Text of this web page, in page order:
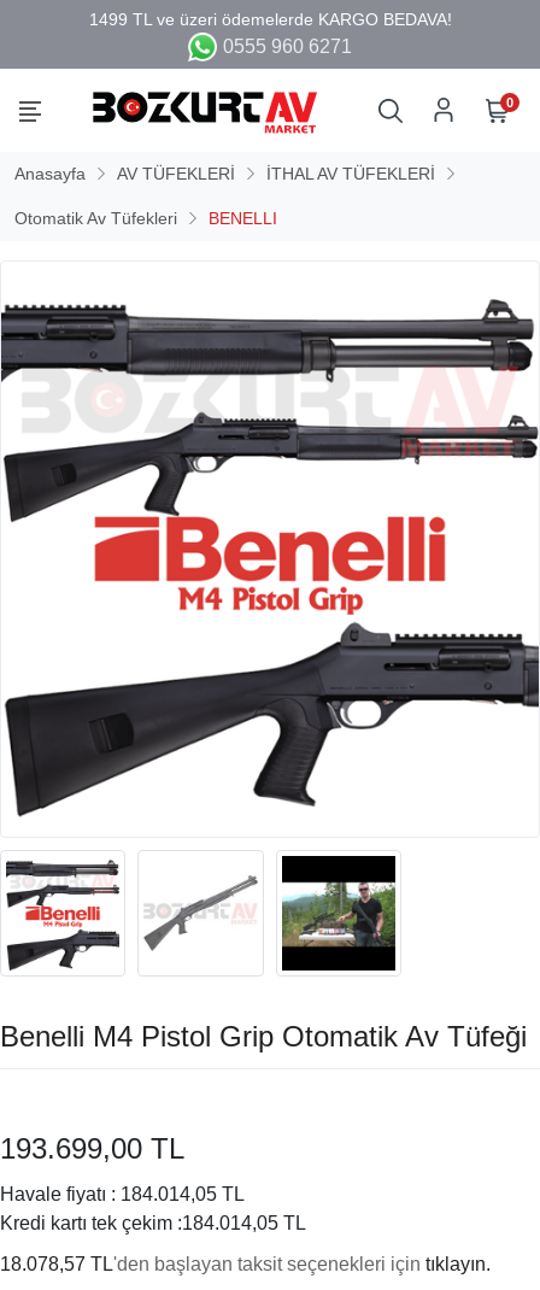
0555 960 6271
0
Anasayfa AV TÜFEKLERİ İTHAL AV TÜFEKLERİ
Otomatik Av Tüfekleri BENELLI
Benelli M4 Pistol Grip Otomatik Av Tüfeği
193.699,00 TL
Havale fiyatı : 184.014,05 TL
Kredi kartı tek çekim :184.014,05 TL
18.078,57 TL'den başlayan taksit seçenekleri için tıklayın.